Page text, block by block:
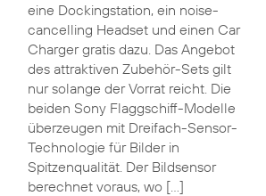
eine Dockingstation, ein noise-
cancelling Headset und einen Car
Charger gratis dazu. Das Angebot
des attraktiven Zubehör-Sets gilt
nur solange der Vorrat reicht. Die
beiden Sony Flaggschiff-Modelle
überzeugen mit Dreifach-Sensor-
Technologie für Bilder in
Spitzenqualität. Der Bildsensor
berechnet voraus, wo […]